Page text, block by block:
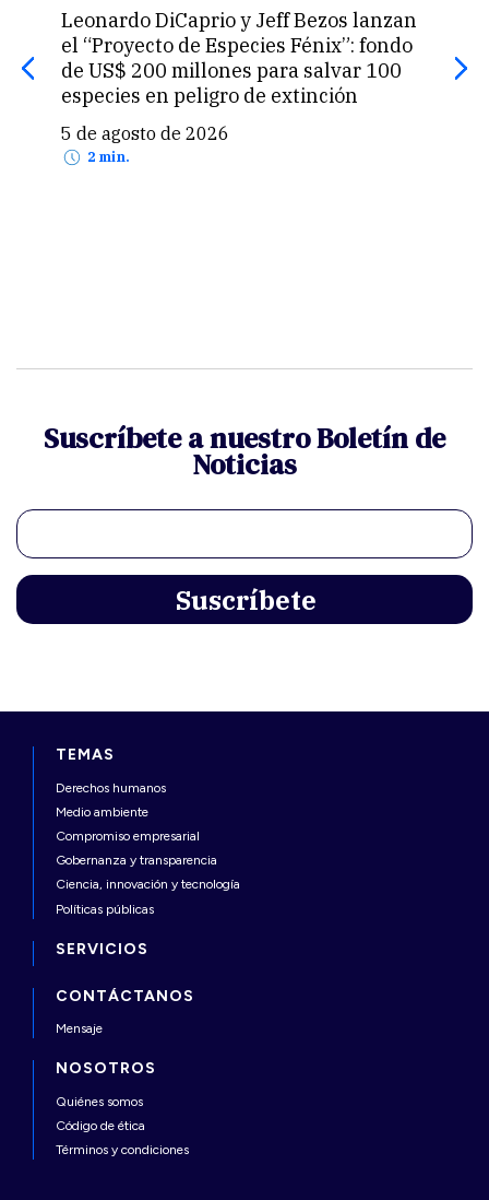
Leonardo DiCaprio y Jeff Bezos lanzan
el “Proyecto de Especies Fénix”: fondo
de US$ 200 millones para salvar 100
especies en peligro de extinción
5 de agosto de 2026
2 min.
Suscríbete a nuestro Boletín de
Noticias
TEMAS
Derechos humanos
Medio ambiente
Compromiso empresarial
Gobernanza y transparencia
Ciencia, innovación y tecnología
Políticas públicas
SERVICIOS
CONTÁCTANOS
Mensaje
NOSOTROS
Quiénes somos
Código de ética
Términos y condiciones